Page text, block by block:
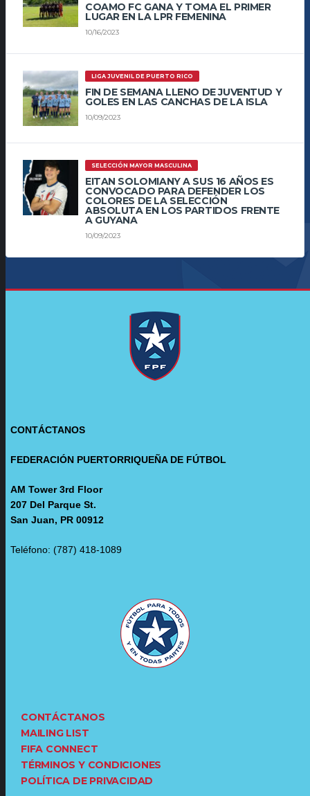
COAMO FC GANA Y TOMA EL PRIMER
LUGAR EN LA LPR FEMENINA
10/16/2023
LIGA JUVENIL DE PUERTO RICO
FIN DE SEMANA LLENO DE JUVENTUD Y
GOLES EN LAS CANCHAS DE LA ISLA
10/09/2023
SELECCIÓN MAYOR MASCULINA
EITAN SOLOMIANY A SUS 16 AÑOS ES
CONVOCADO PARA DEFENDER LOS
COLORES DE LA SELECCIÓN
ABSOLUTA EN LOS PARTIDOS FRENTE
A GUYANA
10/09/2023
CONTÁCTANOS
FEDERACIÓN PUERTORRIQUEÑA DE FÚTBOL
AM Tower 3rd Floor
207 Del Parque St.
San Juan, PR 00912
Teléfono: (787) 418-1089
CONTÁCTANOS
MAILING LIST
FIFA CONNECT
TÉRMINOS Y CONDICIONES
POLÍTICA DE PRIVACIDAD